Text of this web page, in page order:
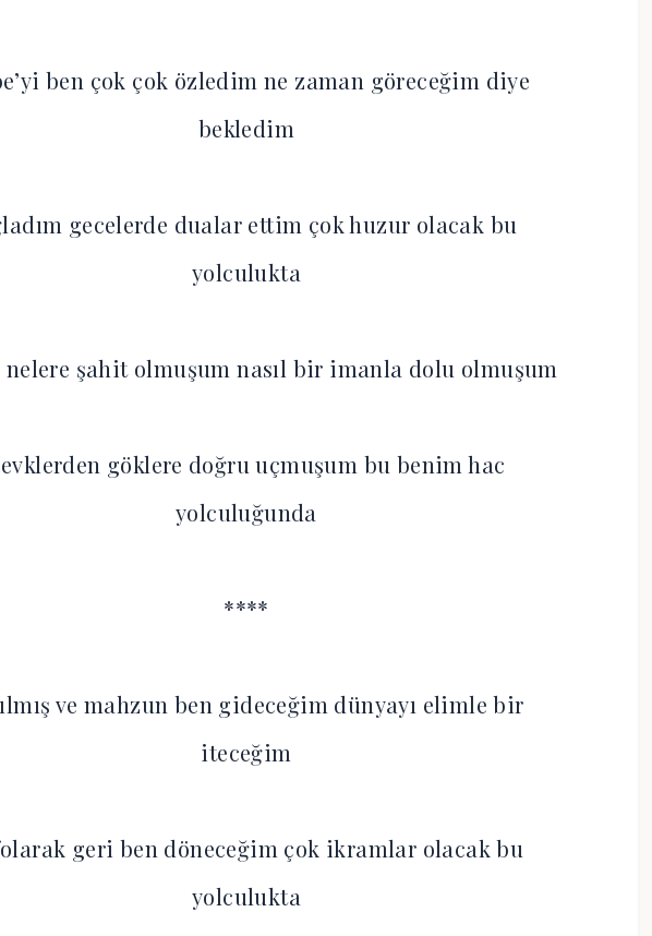
ben çok çok özledim ne zaman göreceğim diye
bekledim
gecelerde dualar ettim çok huzur olacak bu
yolculukta
nelere şahit olmuşum nasıl bir imanla dolu olmuşum
göklere doğru uçmuşum bu benim hac
yolculuğunda
****
ve mahzun ben gideceğim dünyayı elimle bir
iteceğim
geri ben döneceğim çok ikramlar olacak bu
yolculukta